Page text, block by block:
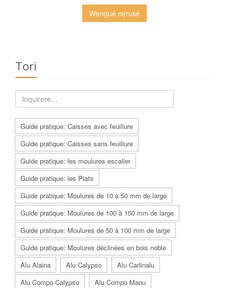
Wengué cerusé
Tori
Guide pratique: Caisses avec feuillure
Guide pratique: Caisses sans feuillure
Guide pratique: les moulures escalier
Guide pratique: les Plats
Guide pratique: Moulures de 10 à 50 mm de large
Guide pratique: Moulures de 100 à 150 mm de large
Guide pratique: Moulures de 50 à 100 mm de large
Guide pratique: Moulures déclinées en bois noble
Alu Alaina
Alu Calypso
Alu Carlinalu
Alu Compo Calypso
Alu Compo Manu